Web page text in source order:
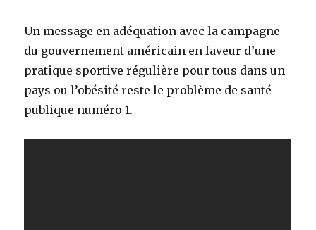
Un message en adéquation avec la campagne
du gouvernement américain en faveur d’une
pratique sportive régulière pour tous dans un
pays ou l’obésité reste le problème de santé
publique numéro 1.